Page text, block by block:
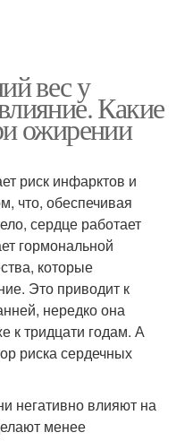
вес у
Какие
ожирении
риск инфарктов и
что, обеспечивая
сердце работает
гормональной
которые
Это приводит к
нередко она
к тридцати годам. А
риска сердечных
негативно влияют на
менее